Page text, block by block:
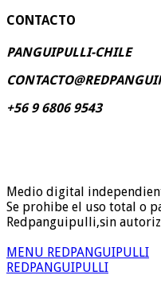
CONTACTO
PANGUIPULLI-CHILE
+56 9 6806 9543
Medio digital
Se prohibe el uso total o
Redpanguipulli,sin
MENU REDPANGUIPULLI
REDPANGUIPULLI